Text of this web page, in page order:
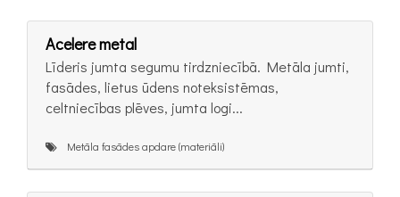
Acelere metal
Līderis jumta segumu tirdzniecībā. Metāla jumti,
fasādes, lietus ūdens noteksistēmas,
celtniecības plēves, jumta logi...
Metāla fasādes apdare (materiāli)